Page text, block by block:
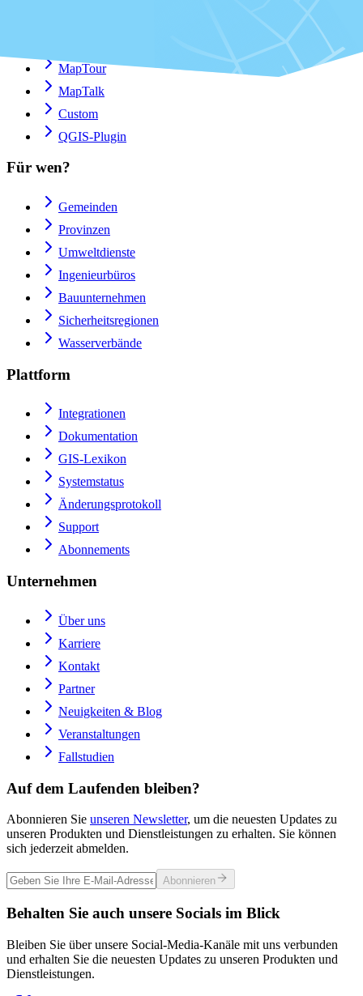
MapTour
MapTalk
Custom
QGIS-Plugin
Für wen?
Gemeinden
Provinzen
Umweltdienste
Ingenieurbüros
Bauunternehmen
Sicherheitsregionen
Wasserverbände
Plattform
Integrationen
Dokumentation
GIS-Lexikon
Systemstatus
Änderungsprotokoll
Support
Abonnements
Unternehmen
Über uns
Karriere
Kontakt
Partner
Neuigkeiten & Blog
Veranstaltungen
Fallstudien
Auf dem Laufenden bleiben?
Abonnieren Sie unseren Newsletter, um die neuesten Updates zu
unseren Produkten und Dienstleistungen zu erhalten. Sie können
sich jederzeit abmelden.
Abonnieren
Behalten Sie auch unsere Socials im Blick
Bleiben Sie über unsere Social-Media-Kanäle mit uns verbunden
und erhalten Sie die neuesten Updates zu unseren Produkten und
Dienstleistungen.